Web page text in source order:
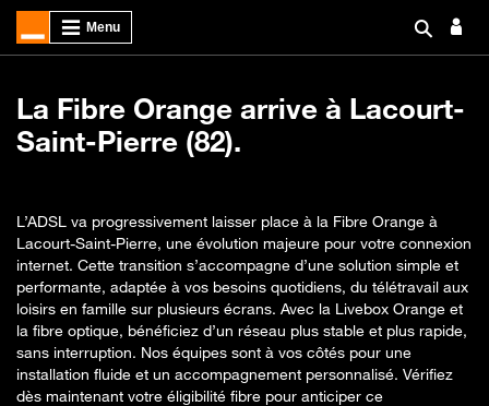
La Fibre Orange arrive à Lacourt-
Saint-Pierre (82).
L’ADSL va progressivement laisser place à la Fibre Orange à
Lacourt-Saint-Pierre, une évolution majeure pour votre connexion
internet. Cette transition s’accompagne d’une solution simple et
performante, adaptée à vos besoins quotidiens, du télétravail aux
loisirs en famille sur plusieurs écrans. Avec la Livebox Orange et
la fibre optique, bénéficiez d’un réseau plus stable et plus rapide,
sans interruption. Nos équipes sont à vos côtés pour une
installation fluide et un accompagnement personnalisé. Vérifiez
dès maintenant votre éligibilité fibre pour anticiper ce